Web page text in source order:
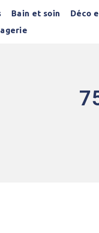
Bain et soin Déco